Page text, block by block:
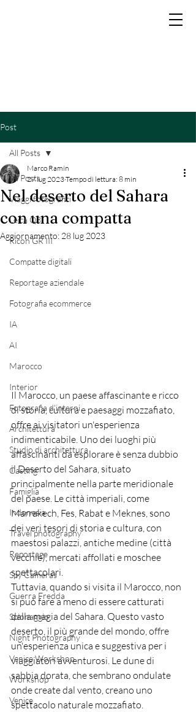
Post
All Posts
Viaggi fotografici
Leica Q3
Ricoh GR III
Compatte digitali
Reportage aziendale
Fotografia ecommerce
IA
AI
Marocco
Interior
Fotografia d'interni
Architettura
Studio di architettura
Casting
Famiglia
Indonesia
Travel photography
Reportage
Spy Cameras
Guerra Fredda
Spionaggio
Night Photography
Venice Workshop
Workshop
Venice
All Posts
Nel deserto del Sahara
con una compatta
Marco Ramin
27 lug 2023Tempo di lettura: 8 min
Aggiornamento: 28 lug 2023
Il Marocco, un paese affascinante e ricco
di storia, cultura e paesaggi mozzafiato,
offre ai visitatori un'esperienza
indimenticabile. Uno dei luoghi più
affascinanti da esplorare è senza dubbio
il Deserto del Sahara, situato
principalmente nella parte meridionale
del paese. Le città imperiali, come
Marrakech, Fes, Rabat e Meknes, sono
dei veri tesori di storia e cultura, con
maestosi palazzi, antiche medine (città
vecchie), mercati affollati e moschee
spettacolari.
Tuttavia, quando si visita il Marocco, non
si può fare a meno di essere catturati
dalla magia del Sahara. Questo vasto
deserto, il più grande del mondo, offre
un'esperienza unica e suggestiva per i
viaggiatori avventurosi. Le dune di
sabbia dorata, che sembrano ondulate
onde create dal vento, creano uno
spettacolo naturale mozzafiato.